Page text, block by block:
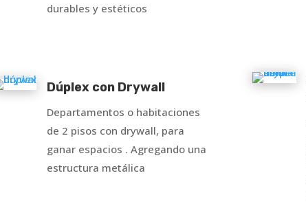
durables y estéticos
Dúplex con Drywall
Departamentos o habitaciones
de 2 pisos con drywall, para
ganar espacios . Agregando una
estructura metálica